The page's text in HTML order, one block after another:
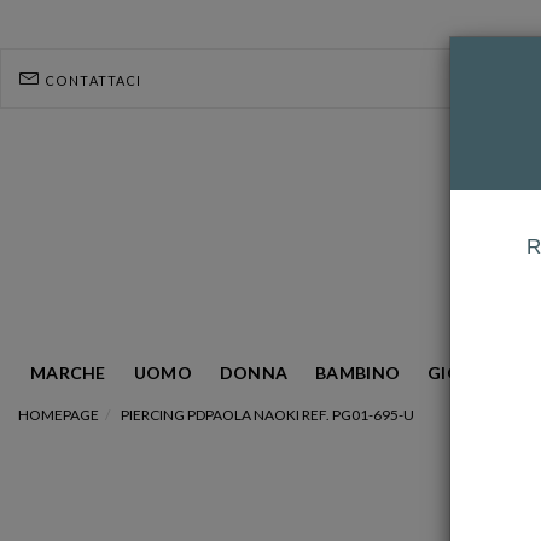
CONTATTACI
MARCHE UOMO DONNA BAMBINO GIOIELLERIA
HOMEPAGE PIERCING PDPAOLA NAOKI REF. PG01-695-U